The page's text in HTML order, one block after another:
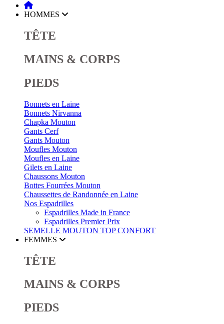
HOMMES
TÊTE
MAINS & CORPS
PIEDS
Bonnets en Laine
Bonnets Nirvanna
Chapka Mouton
Gants Cerf
Gants Mouton
Moufles Mouton
Moufles en Laine
Gilets en Laine
Chaussons Mouton
Bottes Fourrées Mouton
Chaussettes de Randonnée en Laine
Nos Espadrilles
Espadrilles Made in France
Espadrilles Premier Prix
SEMELLE MOUTON TOP CONFORT
FEMMES
TÊTE
MAINS & CORPS
PIEDS